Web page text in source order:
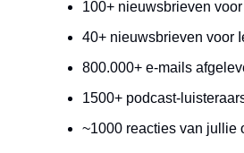
100+ nieuwsbrieven
40+ nieuwsbrieven voor
800.000+ e-mails
1500+ podcast-
~1000 reacties van jullie